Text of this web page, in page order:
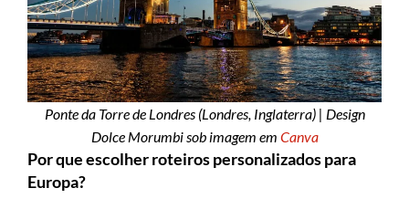
Ponte da Torre de Londres (Londres, Inglaterra) | Design
Dolce Morumbi sob imagem em Canva
Por que escolher roteiros personalizados para
Europa?